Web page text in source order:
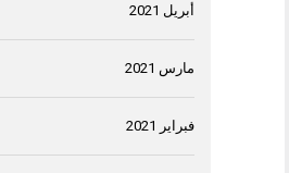
أبريل 2021
مارس 2021
فبراير 2021